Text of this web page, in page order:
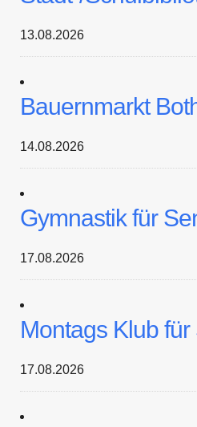
13.08.2026
Bauernmarkt
14.08.2026
Gymnastik für
17.08.2026
Montags Klub
17.08.2026